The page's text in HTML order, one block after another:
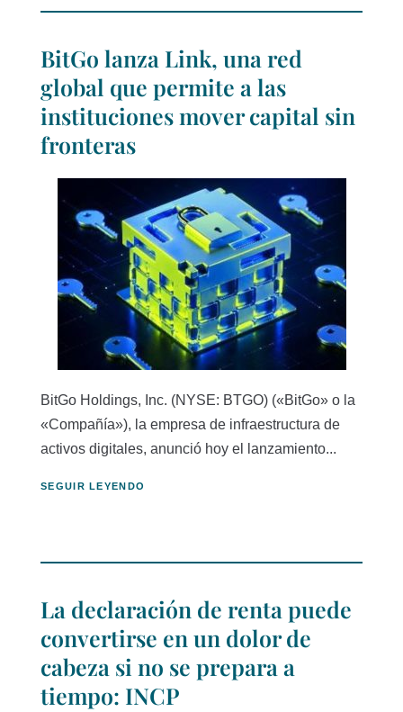
BitGo lanza Link, una red
global que permite a las
instituciones mover capital sin
fronteras
BitGo Holdings, Inc. (NYSE: BTGO) («BitGo» o la
«Compañía»), la empresa de infraestructura de
activos digitales, anunció hoy el lanzamiento...
SEGUIR LEYENDO
La declaración de renta puede
convertirse en un dolor de
cabeza si no se prepara a
tiempo: INCP